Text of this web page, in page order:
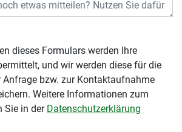
und wir werden diese für die
Anfrage bzw. zur Kontaktaufnahme
Weitere Informationen zum
Sie in der Datenschutzerklärung